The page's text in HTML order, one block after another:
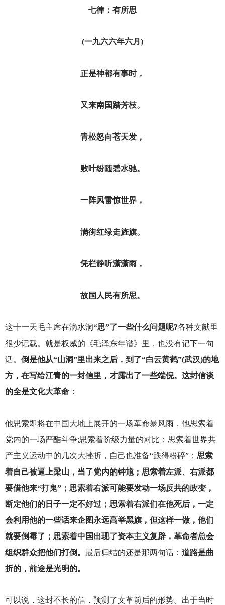
七律：有所思
(一九六六年六月)
正是神都有事时，
又来南国踏芳枝。
青松怒向苍天发，
败叶纷随碧水驰。
一阵风雷惊世界，
满街红绿走旌旗。
凭栏静听潇潇雨，
故国人民有所思。
这十一天毛主席在滴水洞“思”了一些什么问题呢?各种文献里
很少记载。就是权威的《毛泽东年谱》里，也没有记下一句
话。 倒是他从“山洞”里出来之后，到了“白云黄鹤”(武汉)的地
方，在写给江青的一封信里，才露出了一些端倪。这封信谈
的全是文化大革命：
他思索即将在中国大地上展开的一场革命暴风雨，他思索着
党内的一场严酷斗争;思索着阶级力量的对比；思索着世界共
产主义运动中的几次大挫折，自己也准备“跌得粉碎”； 思索
着自己被逼上梁山，当了党内的钟馗；思索着左派、右派都
要借他来“打鬼”；思索着右派可能要发动一场反共的政变，
断定他们的日子一定不好过；思索着右派们在他死后，一定
会利用他的一些话来企图永远高举黑旗，但这样一做，他们
就要倒霉了；思索着中国出现了资本主义复辟，革命者总会
组织群众把他们打倒。 最后归结的还是那两句话： 道路是曲
折的，前途是光明的。
可以说，这封不长的信，预测了文革前后的形势。出于当时